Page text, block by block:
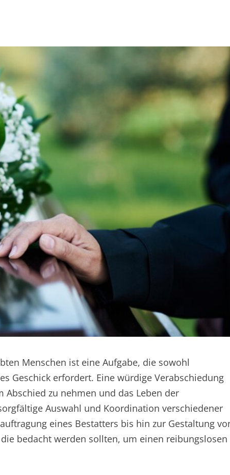
Menschen ist eine Aufgabe, die sowohl
Geschick erfordert. Eine würdige Verabschiedung
zu nehmen und das Leben der
Auswahl und Koordination verschiedener
eines Bestatters bis hin zur Gestaltung
bedacht werden sollten, um einen reibungslosen